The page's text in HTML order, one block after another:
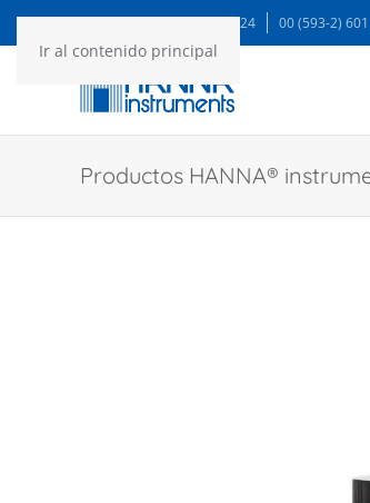
Ir al contenido principal
WA: 99935 1624 00 (593-2)
Productos HANNA®